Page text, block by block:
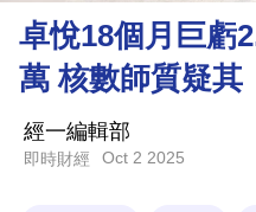
理
財
商
科
卓悅18個月巨虧
萬 核數師質疑其
經一編輯部
即時財經 Oct 2 2025